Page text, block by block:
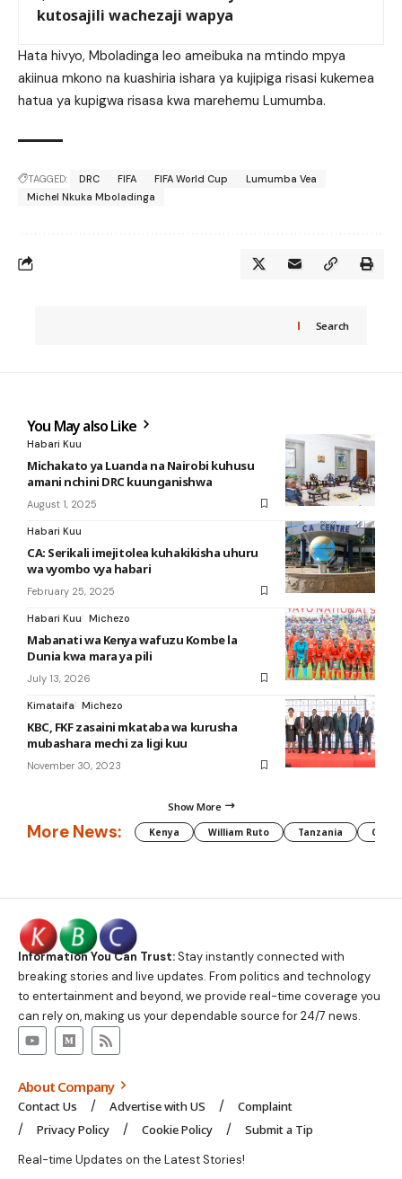
kutosajili wachezaji wapya
Hata hivyo, Mboladinga leo ameibuka na mtindo mpya
akiinua mkono na kuashiria ishara ya kujipiga risasi kukemea
hatua ya kupigwa risasa kwa marehemu Lumumba.
TAGGED: DRC FIFA FIFA World Cup
Lumumba Vea
Michel Nkuka Mboladinga
Search
You May also Like
Habari Kuu
Michakato ya Luanda na Nairobi kuhusu
amani nchini DRC kuunganishwa
August 1, 2025
Habari Kuu
CA: Serikali imejitolea kuhakikisha uhuru
wa vyombo vya habari
February 25, 2025
Habari Kuu Michezo
Mabanati wa Kenya wafuzu Kombe la
Dunia kwa mara ya pili
July 13, 2026
Kimataifa Michezo
KBC, FKF zasaini mkataba wa kurusha
mubashara mechi za ligi kuu
November 30, 2023
Show More
More News: Kenya William Ruto Tanzania CAF
Information You Can Trust:Stay instantly connected with
breaking stories and live updates. From politics and technology
to entertainment and beyond, we provide real-time coverage you
can rely on, making us your dependable source for 24/7 news.
About Company
Contact Us Advertise with US
Complaint
Privacy Policy
Cookie Policy Submit a Tip
Real-time Updates on the Latest Stories!